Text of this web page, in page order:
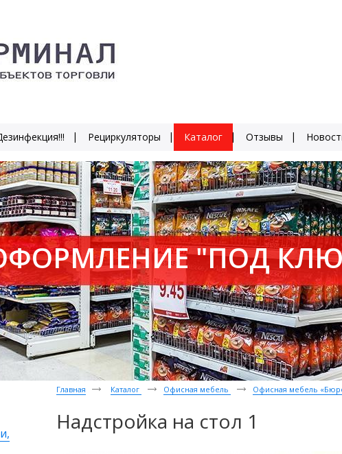
Рециркуляторы Каталог Отзывы
"ПОД
Главная Каталог Офисная мебель Офисная мебель
Надстройка на стол 1